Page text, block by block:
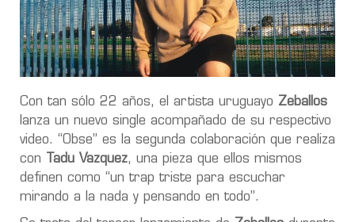
Con tan sólo 22 años, el artista uruguayo Zeballos
lanza un nuevo single acompañado de su respectivo
video. “Obse” es la segunda colaboración que realiza
con
Tadu Vazquez, una pieza que ellos mismos
definen como “un trap triste para escuchar
mirando a la nada y pensando en todo”.